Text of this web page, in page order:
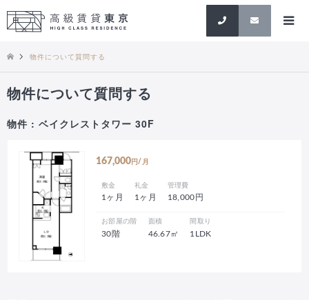
検索
物件について質問する
物件について質問する
物件 : ベイクレストタワー 30F
167,000 円/月
敷金
1ヶ月
礼金
1ヶ月
管理費
18,000円
お部屋の階
30階
面積
46.67㎡
間取り
1LDK